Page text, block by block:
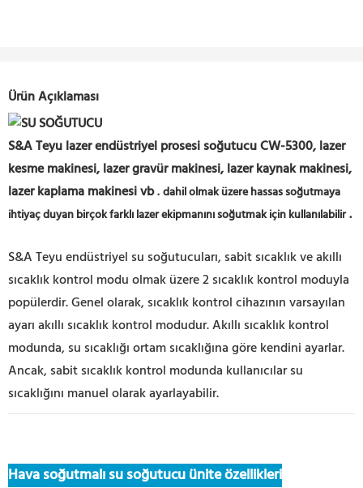
Ürün Açıklaması
S&A Teyu lazer endüstriyel prosesi soğutucu CW-5300, lazer
kesme makinesi, lazer gravür makinesi, lazer kaynak makinesi,
lazer kaplama makinesi vb.dahil olmak üzere hassas soğutmaya
ihtiyaç duyan birçok farklı lazer ekipmanını soğutmak için kullanılabilir.
S&A Teyu endüstriyel su soğutucuları, sabit sıcaklık ve akıllı
sıcaklık kontrol modu olmak üzere 2 sıcaklık kontrol moduyla
popülerdir. Genel olarak, sıcaklık kontrol cihazının varsayılan
ayarı akıllı sıcaklık kontrol modudur. Akıllı sıcaklık kontrol
modunda, su sıcaklığı ortam sıcaklığına göre kendini ayarlar.
Ancak, sabit sıcaklık kontrol modunda kullanıcılar su
sıcaklığını manuel olarak ayarlayabilir.
Hava soğutmalı su soğutucu ünite özellikleri